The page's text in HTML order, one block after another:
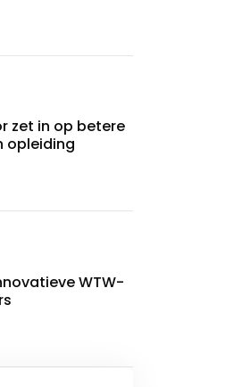
zet in op betere
opleiding
WTW-